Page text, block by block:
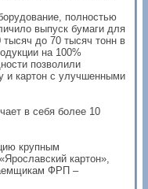
полностью
выпуск бумаги для
тысяч до 70 тысяч тонн в
на 100%
позволили
и картон с улучшенными
в себя более 10
крупным
картон»,
ФРП –